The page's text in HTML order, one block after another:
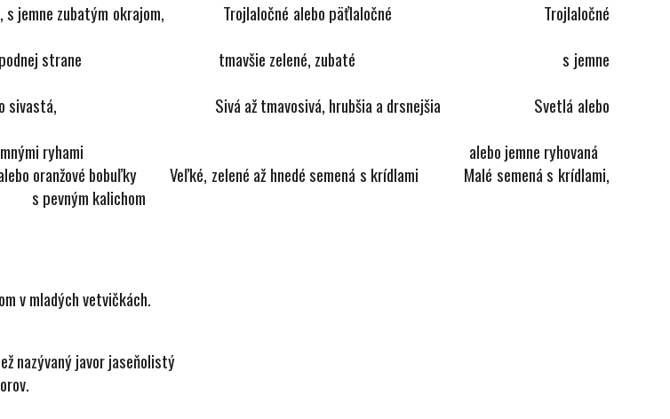
zubatým okrajom, Trojlaločné alebo päťlaločné Trojlaločné
strane
tmavšie zelené, zubaté
s jemne
Sivá až tmavosivá, hrubšia a drsnejšia Svetlá alebo
ryhami
alebo jemne ryhovaná
oranžové bobuľky Veľké, zelené až hnedé semená s krídlami
Malé semená s krídlami,
kalichom
v mladých vetvičkách.
nazývaný javor jaseňolistý